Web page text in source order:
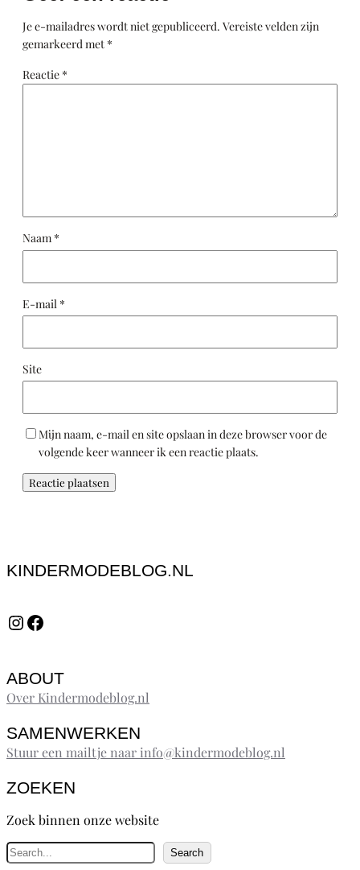
Je e-mailadres wordt niet gepubliceerd. Vereiste velden zijn
gemarkeerd met *
Reactie *
Naam *
E-mail *
Site
Mijn naam, e-mail en site opslaan in deze browser voor de
volgende keer wanneer ik een reactie plaats.
KINDERMODEBLOG.NL
InstagramFacebook
ABOUT
Over Kindermodeblog.nl
SAMENWERKEN
Stuur een mailtje naar info@kindermodeblog.nl
ZOEKEN
Zoek binnen onze website
Z
o
Search